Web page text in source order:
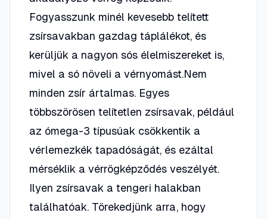
Fogyasszunk minél kevesebb telített
zsírsavakban gazdag táplálékot, és
kerüljük a nagyon sós élelmiszereket is,
mivel a só növeli a vérnyomást.Nem
minden zsír ártalmas. Egyes
többszörösen telítetlen zsírsavak, például
az ómega-3 típusúak csökkentik a
vérlemezkék tapadóságát, és ezáltal
mérséklik a vérrögképződés veszélyét.
Ilyen zsírsavak a tengeri halakban
találhatóak. Törekedjünk arra, hogy